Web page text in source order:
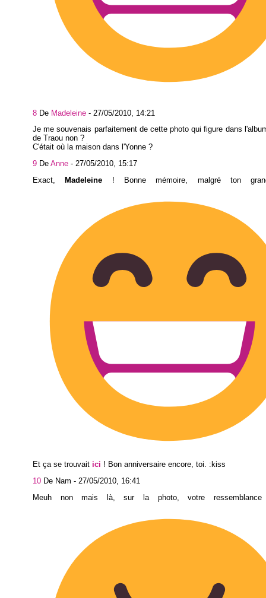
8 De Madeleine - 27/05/2010, 14:21
Je me souvenais parfaitement de cette photo qui figure dans
de Traou non ?
C'était où la maison dans l'Yonne ?
9 De Anne - 27/05/2010, 15:17
Exact,
Madeleine ! Bonne mémoire, malgré ton
Et ça se trouvait ici ! Bon anniversaire encore, toi. :kiss
10 De Nam - 27/05/2010, 16:41
Meuh non mais là, sur la photo, votre